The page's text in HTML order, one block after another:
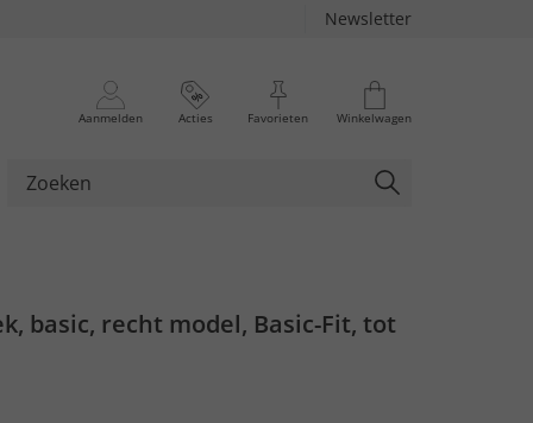
Newsletter
Aanmelden Acties Favorieten Winkelwagen
basic, recht model, Basic-Fit, tot